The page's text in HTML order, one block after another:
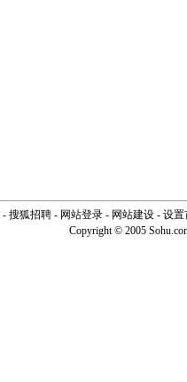
- 搜狐招聘 - 网站登录 - 网站建设 - 设置
Copyright © 2005